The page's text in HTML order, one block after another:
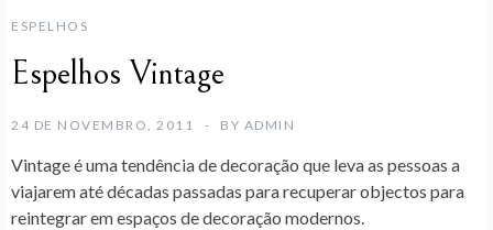
ESPELHOS
Espelhos Vintage
24 DE NOVEMBRO, 2011 BY ADMIN
Vintage é uma tendência de decoração que leva as pessoas a
viajarem até décadas passadas para recuperar objectos para
reintegrar em espaços de decoração modernos.